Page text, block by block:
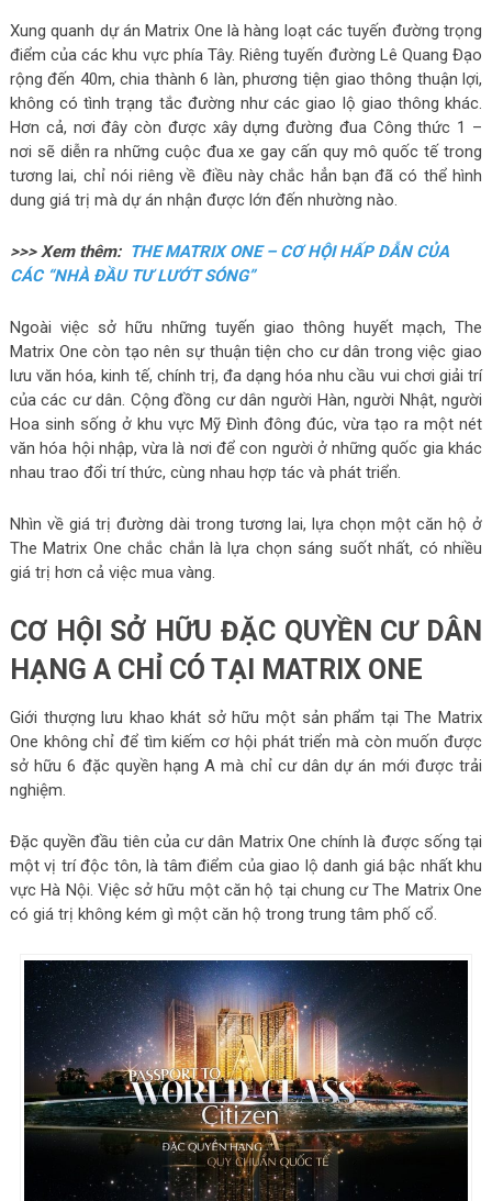
Xung quanh dự án Matrix One là hàng loạt các tuyến đường trọng
điểm của các khu vực phía Tây. Riêng tuyến đường Lê Quang Đạo
rộng đến 40m, chia thành 6 làn, phương tiện giao thông thuận lợi,
không có tình trạng tắc đường như các giao lộ giao thông khác.
Hơn cả, nơi đây còn được xây dựng đường đua Công thức 1 –
nơi sẽ diễn ra những cuộc đua xe gay cấn quy mô quốc tế trong
tương lai, chỉ nói riêng về điều này chắc hẳn bạn đã có thể hình
dung giá trị mà dự án nhận được lớn đến nhường nào.
>>> Xem thêm: THE MATRIX ONE – CƠ HỘI HẤP DẪN CỦA
CÁC “NHÀ ĐẦU TƯ LƯỚT SÓNG”
Ngoài việc sở hữu những tuyến giao thông huyết mạch, The
Matrix One còn tạo nên sự thuận tiện cho cư dân trong việc giao
lưu văn hóa, kinh tế, chính trị, đa dạng hóa nhu cầu vui chơi giải trí
của các cư dân. Cộng đồng cư dân người Hàn, người Nhật, người
Hoa sinh sống ở khu vực Mỹ Đình đông đúc, vừa tạo ra một nét
văn hóa hội nhập, vừa là nơi để con người ở những quốc gia khác
nhau trao đổi trí thức, cùng nhau hợp tác và phát triển.
Nhìn về giá trị đường dài trong tương lai, lựa chọn một căn hộ ở
The Matrix One chắc chắn là lựa chọn sáng suốt nhất, có nhiều
giá trị hơn cả việc mua vàng.
CƠ HỘI SỞ HỮU ĐẶC QUYỀN CƯ DÂN
HẠNG A CHỈ CÓ TẠI MATRIX ONE
Giới thượng lưu khao khát sở hữu một sản phẩm tại The Matrix
One không chỉ để tìm kiếm cơ hội phát triển mà còn muốn được
sở hữu 6 đặc quyền hạng A mà chỉ cư dân dự án mới được trải
nghiệm.
Đặc quyền đầu tiên của cư dân Matrix One chính là được sống tại
một vị trí độc tôn, là tâm điểm của giao lộ danh giá bậc nhất khu
vực Hà Nội. Việc sở hữu một căn hộ tại chung cư The Matrix One
có giá trị không kém gì một căn hộ trong trung tâm phố cổ.